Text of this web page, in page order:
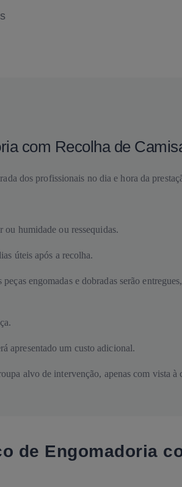
com Recolha de
dos profissionais no dia e hora da
ou humidade ou ressequidas.
úteis após a recolha.
engomadas e dobradas serão
apresentado um custo adicional.
alvo de intervenção, apenas com vista
de Engomadoria